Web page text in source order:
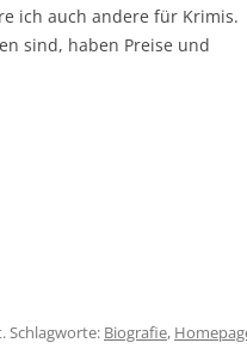
ich auch andere für Krimis.
sind, haben Preise und
Schlagworte: Biografie,